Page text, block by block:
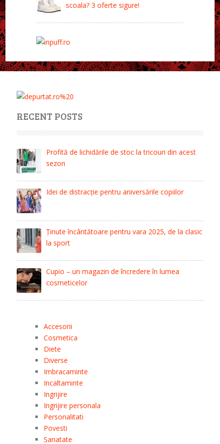
scoala? 3 oferte sigure!
RECENT POSTS
Profită de lichidările de stoc la tricouri din acest
sezon
Idei de distracție pentru aniversările copiilor
Ținute încântătoare pentru vara 2025, de la clasic
la sport
Cupio – un magazin de încredere în lumea
cosmeticelor
Accesorii
Cosmetica
Diete
Diverse
Imbracaminte
Incaltaminte
Ingrijire
Ingrijire personala
Personalitati
Povesti
Sanatate